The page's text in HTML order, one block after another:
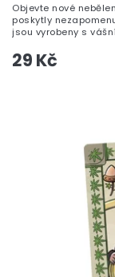
29 Kč
Objevte nové
poskytly
jsou vyrobeny s